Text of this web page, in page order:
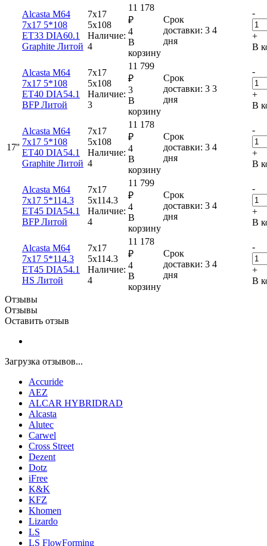
17''
Alcasta M64
7x17 5*108
ET33 DIA60.1
Graphite Литой
7x17
5x108
Наличие:
4
11 178
₽
4
В
корзину
Срок
доставки: 3
дня
4
-
+
В
Alcasta M64
7x17 5*108
ET40 DIA54.1
BFP Литой
7x17
5x108
Наличие:
3
11 799
₽
3
В
корзину
Срок
доставки: 3
дня
3
-
+
В
Alcasta M64
7x17 5*108
ET40 DIA54.1
Graphite Литой
7x17
5x108
Наличие:
4
11 178
₽
4
В
корзину
Срок
доставки: 3
дня
4
-
+
В
Alcasta M64
7x17 5*114.3
ET45 DIA54.1
BFP Литой
7x17
5x114.3
Наличие:
4
11 799
₽
4
В
корзину
Срок
доставки: 3
дня
4
-
+
В
Alcasta M64
7x17 5*114.3
ET45 DIA54.1
HS Литой
7x17
5x114.3
Наличие:
4
11 178
₽
4
В
корзину
Срок
доставки: 3
дня
4
-
+
В
Отзывы
Отзывы
Оставить отзыв
Загрузка отзывов...
Accuride
AEZ
ALCAR HYBRIDRAD
Alcasta
Alutec
Carwel
Cross Street
Dezent
Dotz
iFree
K&K
KFZ
Khomen
Lizardo
LS
LS FlowForming